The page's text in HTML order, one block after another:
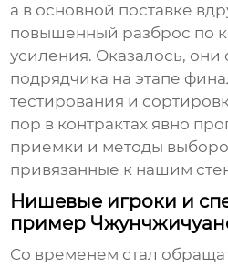
а в основной поставке
повышенный разброс по
усиления. Оказалось, они
подрядчика на этапе
тестирования и
пор в контрактах явно
приемки и методы
привязанные к нашим
Нишевые игроки и
пример
Со временем стал